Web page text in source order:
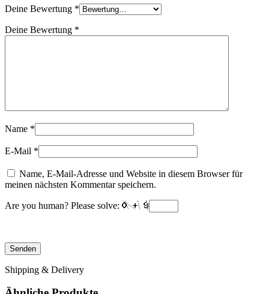
Deine Bewertung *
Deine Bewertung *
Name *
E-Mail *
Name, E-Mail-Adresse und Website in diesem Browser für
meinen nächsten Kommentar speichern.
Are you human? Please solve:
Shipping & Delivery